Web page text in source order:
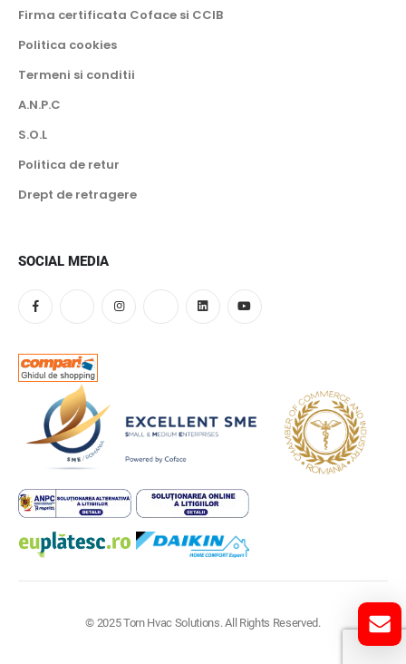
Firma certificata Coface si CCIB
Politica cookies
Termeni si conditii
A.N.P.C
S.O.L
Politica de retur
SOCIAL MEDIA